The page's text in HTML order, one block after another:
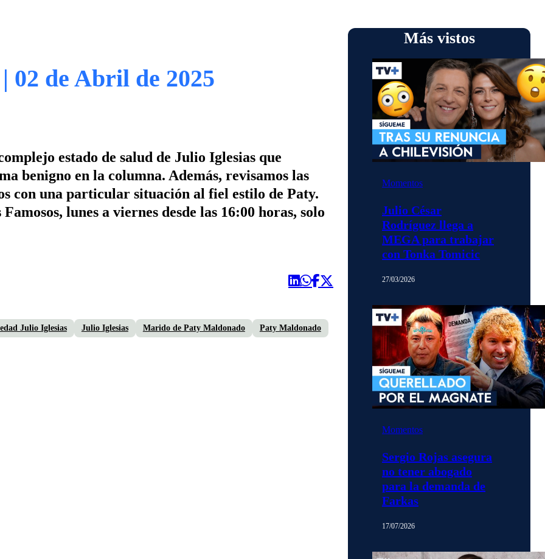
| 02 de Abril de 2025
estado de salud de Julio Iglesias que
benigno en la columna. Además, revisamos las
con una particular situación al fiel estilo de Paty.
lunes a viernes desde las 16:00 horas, solo
Julio Iglesias Julio Iglesias Marido de Paty Maldonado
Paty Maldonado
Más vistos
Momentos
Julio César
Rodríguez llega a
MEGA para trabajar
con Tonka Tomicic
27/03/2026
Momentos
Sergio Rojas asegura
no tener abogado
para la demanda de
Farkas
17/07/2026